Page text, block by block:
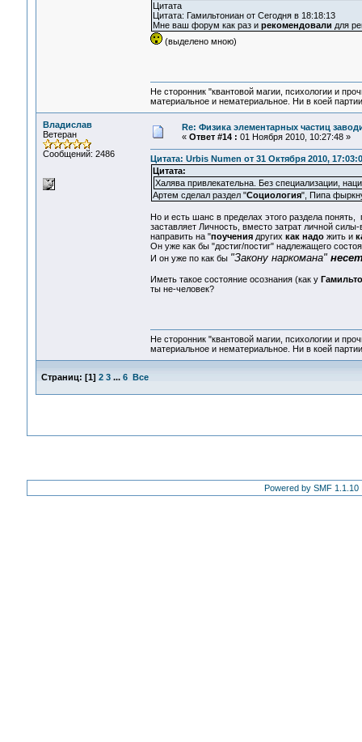
Цитата
Цитата: Гамильтониан от Сегодня в 18:18:13
Мне ваш форум как раз и рекомендовали для
(выделено мною)
Не сторонник "квантовой магии, психологии и
материальное и нематериальное. Ни в коей
Владислав
Ветеран
Сообщений: 2486
Re: Физика элементарных частиц
« Ответ #14 : 01 Ноября 2010, 10:27:48 »
Цитата: Urbis Numen от 31 Октября 2010,
Цитата:
Халява привлекательна. Без специализации,
Артем сделал раздел "Социология", Пипа
Но и есть шанс в пределах этого раздела
заставляет Личность, вместо затрат личной
направить на "поучения других как надожить и
Он уже как бы "достиг/постиг" надлежащего
И он уже по как бы "Закону наркомана"
Иметь такое состояние осознания (как у
ты не-человек?
Не сторонник "квантовой магии, психологии и
материальное и нематериальное. Ни в коей
Страниц: [1] 2 3 ... 6 Все
Powered by SMF 1.1.10